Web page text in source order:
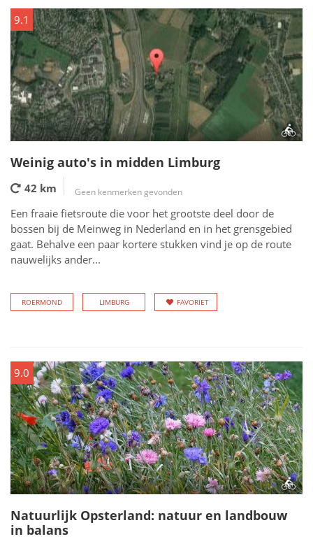
9.1
Weinig auto's in midden Limburg
42 km Geen kenmerken gevonden
Een fraaie fietsroute die voor het grootste deel door de
bossen bij de Meinweg in Nederland en in het grensgebied
gaat. Behalve een paar kortere stukken vind je op de route
nauwelijks ander...
ROERMOND LIMBURG FAVORIET
9.0
Natuurlijk Opsterland: natuur en landbouw
in balans